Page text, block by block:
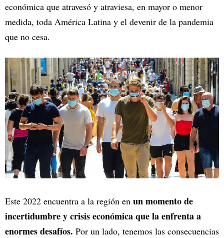
económica que atravesó y atraviesa, en mayor o menor
medida, toda América Latina y el devenir de la pandemia
que no cesa.
Este 2022 encuentra a la región en un momento de
incertidumbre y crisis económica que la enfrenta a
enormes desafíos. Por un lado, tenemos las consecuencias